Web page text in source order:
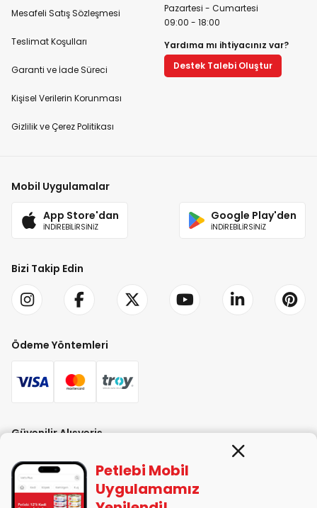
Mesafeli Satış Sözleşmesi
Teslimat Koşulları
Garanti ve İade Süreci
Kişisel Verilerin Korunması
Gizlilik ve Çerez Politikası
Pazartesi - Cumartesi
09:00 - 18:00
Yardıma mı ihtiyacınız var?
Destek Talebi Oluştur
Mobil Uygulamalar
App Store'dan
İNDİREBİLİRSİNİZ
Google Play'den
İNDİREBİLİRSİNİZ
Bizi Takip Edin
Ödeme Yöntemleri
Güvenilir Alışveriş
Petlebi Mobil
Uygulamamız